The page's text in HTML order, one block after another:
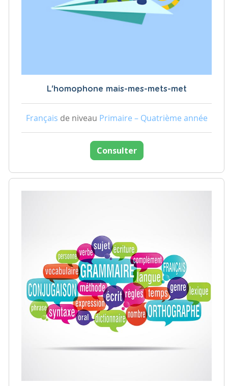
L'homophone mais-mes-mets-met
Français de niveau Primaire – Quatrième année
Consulter